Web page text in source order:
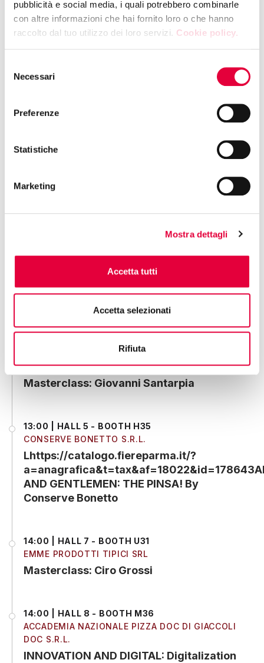
pubblicità e social media, i quali potrebbero combinarle
con altre informazioni che hai fornito loro o che hanno
raccolto dal tuo utilizzo dei loro servizi. Cookie policy.
delNecessari
Preferenze
Statistiche
Marketing
Mostra dettagli
Accetta tutti
Accetta selezionati
Rifiuta
Taste Beyond the Refrigerated Counter
Showcooking
BEEF TASTING
12:30 | HALL 10 - BOOTH F47
13:00 | HALL 4 - BOOTH L16
Show Cooking – Nieddittas Pronte: pre-
cooked half-shell mussels
13:00 | HALL 7 - BOOTH U31
EMME PRODOTTI TIPICI SRL
Masterclass: Giovanni Santarpia
13:00 | HALL 5 - BOOTH H35
CONSERVE BONETTO S.R.L.
Lhttps://catalogo.fiereparma.it/?
AND GENTLEMEN: THE PINSA! By
Conserve Bonetto
14:00 | HALL 7 - BOOTH U31
EMME PRODOTTI TIPICI SRL
Masterclass: Ciro Grossi
14:00 | HALL 8 - BOOTH M36
ACCADEMIA NAZIONALE PIZZA DOC DI GIACCOLI
DOC S.R.L.
INNOVATION AND DIGITAL: Digitalization